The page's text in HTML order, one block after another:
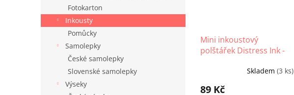
Fotokarton
Inkousty
Pomůcky
Samolepky
České samolepky
Slovenské samolepky
Výseky
Mini inkoustový
polštářek Distress Ink -
Skladem (3 ks)
89 Kč